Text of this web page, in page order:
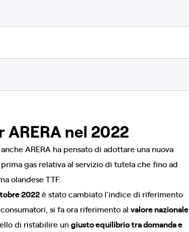
nel 2022
ARERA ha pensato di adottare una nuova
gas relativa al servizio di tutela che fino ad
olandese TTF.
2022è stato cambiato l’indice di riferimento
si fa ora riferimento al valore nazionale
di ristabilire ungiusto equilibrio tra domanda e